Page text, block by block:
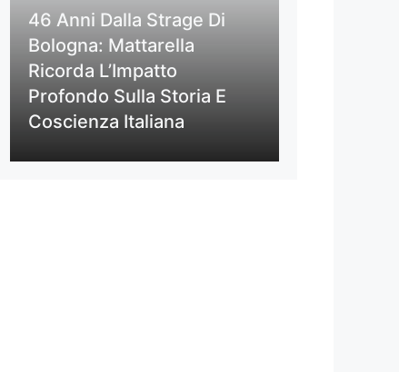
46 Anni Dalla Strage Di
Bologna: Mattarella
Ricorda L’Impatto
Profondo Sulla Storia E
Coscienza Italiana